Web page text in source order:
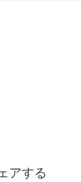
アする